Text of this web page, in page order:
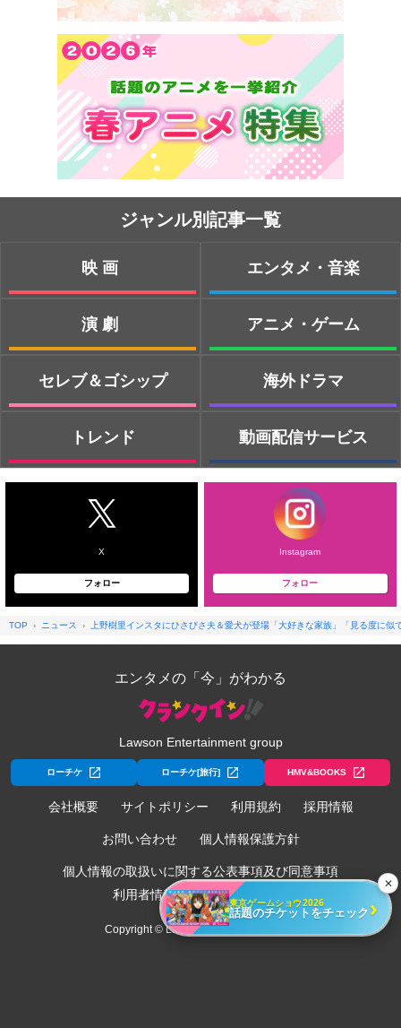
ジャンル別記事一覧
映画
演劇
セレブ＆ゴシップ
トレンド
エンタメ・音楽
アニメ・ゲーム
海外ドラマ
動画配信サービス
X
フォロー
Instagram
フォロー
TOP ニュース 上野樹里インスタにひさびさ夫＆愛犬が登場「大好きな家族」「見る度に似
エンタメの「今」がわかる
Lawson Entertainment group
ローチケ ローチケ[旅行] HMV&BOOKS
会社概要 サイトポリシー 利用規約 採用情報
お問い合わせ 個人情報保護方針
個人情報の取扱いに関する公表事項及び同意事項
利用者情報の外部送信について
Copyright © Lawson Entertainment, Inc.
✕
東京ゲームショウ2026
話題のチケットをチェック ›